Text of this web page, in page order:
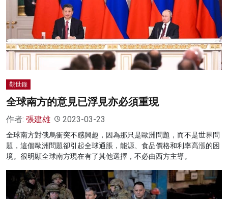
觀世錄
全球南方的意見已浮見亦必須重現
作者: 張建雄 2023-03-23
全球南方對俄烏衝突不感興趣，因為那只是歐洲問題，而不是世界問
題，這個歐洲問題卻引起全球通脹，能源、食品價格和利率高漲的困
境。很明顯全球南方現在有了其他選擇，不必由西方主導。